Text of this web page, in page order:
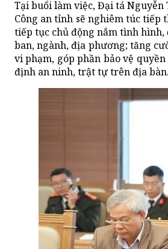
Tại buổi làm việc, Đại tá Nguyễn
Công an tỉnh sẽ nghiêm túc tiếp
tiếp tục chủ động nắm tình hình,
ban, ngành, địa phương; tăng
vi phạm, góp phần bảo vệ
định an ninh, trật tự trên địa bàn.